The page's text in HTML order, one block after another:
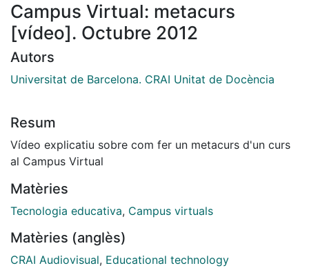
Campus Virtual: metacurs
[vídeo]. Octubre 2012
Autors
Universitat de Barcelona. CRAI Unitat de Docència
Resum
Vídeo explicatiu sobre com fer un metacurs d'un curs
al Campus Virtual
Matèries
Tecnologia educativa, Campus virtuals
Matèries (anglès)
CRAI Audiovisual, Educational technology